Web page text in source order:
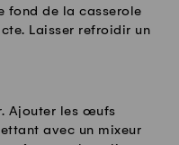
fond de la casserole
Laisser refroidir un
Ajouter les œufs
avec un mixeur